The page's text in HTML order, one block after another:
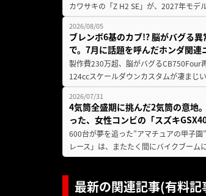
カワサキの「Z H2 SE」が、2027年モ
2026/08/05
ブレンボ6基のカブ!? 脳がバグる
で。7月に話題を呼んだホンダ関連
製作費230万超、脳がバグるCB750Four
124ccスケールダウンカスタムが凄まじ
2026/07/31
4気筒全盛期に挑んだ2気筒の意地
った、女性コンビの「スズキ
600台が夢を追った”アマチュアの甲子
レース」は、またたく間にバイクブー
最新の関連記事(有料記